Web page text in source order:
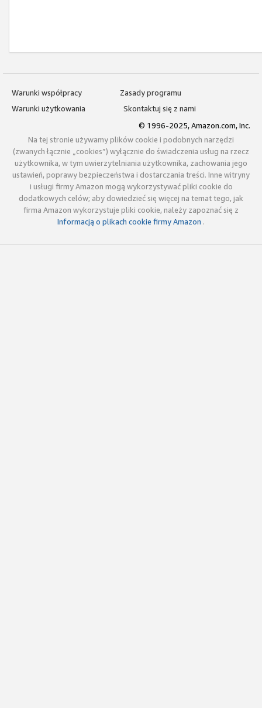
Warunki współpracy
Zasady programu
Warunki użytkowania
Skontaktuj się z nami
© 1996-2025, Amazon.com, Inc.
Na tej stronie używamy plików cookie i podobnych narzędzi
(zwanych łącznie „cookies”) wyłącznie do świadczenia usług na rzecz
użytkownika, w tym uwierzytelniania użytkownika, zachowania jego
ustawień, poprawy bezpieczeństwa i dostarczania treści. Inne witryny
i usługi firmy Amazon mogą wykorzystywać pliki cookie do
dodatkowych celów; aby dowiedzieć się więcej na temat tego, jak
firma Amazon wykorzystuje pliki cookie, należy zapoznać się z
Informacją o plikach cookie firmy Amazon .